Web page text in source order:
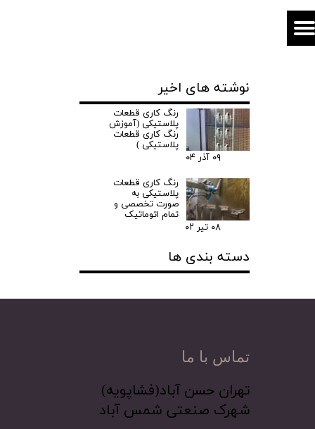
نوشته های اخیر
رنگ کاری قطعات
پلاستیکی (آموزش
رنگ کاری قطعات
پلاستیکی )
۰۹ آذر ۰۴
رنگ کاری قطعات
پلاستیکی به
صورت تخصصی و
تمام اتوماتیک
۰۸ تیر ۰۲
دسته بندی ها
​تهران حسن آباد(فشاپویه)
شهرک صنعتی شمس آباد
تماس با ما